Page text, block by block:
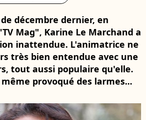
décembre dernier, en
Mag", Karine Le Marchand a
inattendue. L'animatrice ne
très bien entendue avec une
tout aussi populaire qu'elle.
provoqué des larmes...